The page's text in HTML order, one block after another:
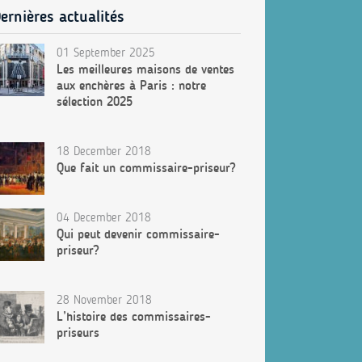
actualités
01 September 2025
Les meilleures maisons de ventes
aux enchères à Paris : notre
sélection 2025
18 December 2018
Que fait un commissaire-priseur?
04 December 2018
Qui peut devenir commissaire-
priseur?
28 November 2018
L’histoire des commissaires-
priseurs